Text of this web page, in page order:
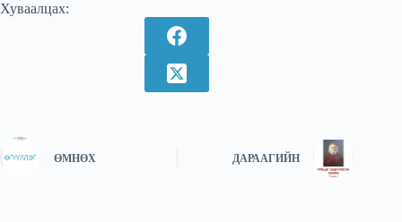
Хуваалцах:
ӨМНӨХ ДАРААГИЙН